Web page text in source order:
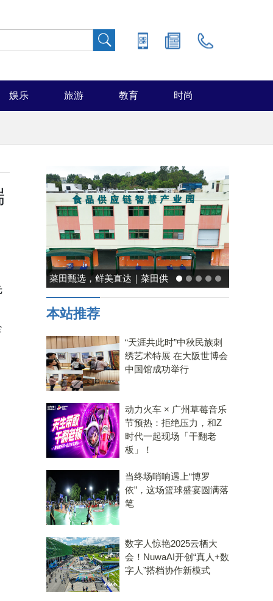
娱乐 旅游 教育 时尚
能率日式厨房美学：既要此刻
温馨，也要未来可期
本站推荐
“天涯共此时”中秋民族刺
绣艺术特展 在大阪世博会
中国馆成功举行
动力火车 × 广州草莓音乐
节预热：拒绝压力，和Z
时代一起现场「干翻老
板」！
当终场哨响遇上“博罗
依”，这场篮球盛宴圆满落
笔
数字人惊艳2025云栖大
会！NuwaAI开创“真人+数
字人”搭档协作新模式